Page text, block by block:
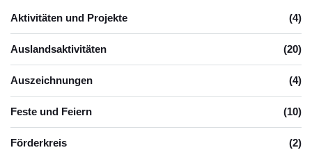
Aktivitäten und Projekte (4)
Auslandsaktivitäten (20)
Auszeichnungen (4)
Feste und Feiern (10)
Förderkreis (2)